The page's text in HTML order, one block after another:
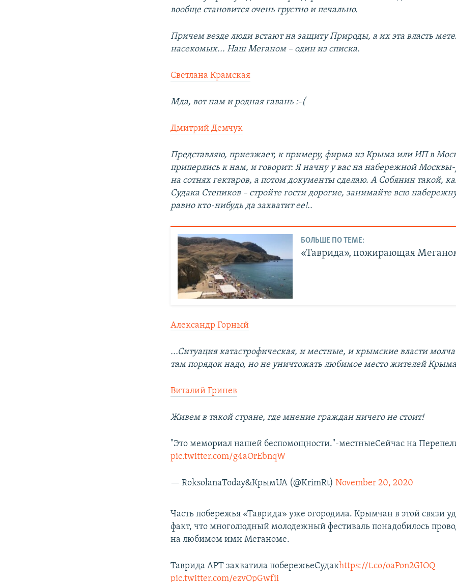
вообще становится очень грустно и печально.
Причем везде люди встают на защиту Природы, а их эта власть
насекомых... Наш Меганом – один из списка.
Светлана Крамская
Мда, вот нам и родная гавань :-(
Дмитрий Демчук
Представляю, приезжает, к примеру, фирма из Крыма или ИП в
приперлись к нам, и говорит: Я начну у вас на набережной
на сотнях гектаров, а потом документы сделаю. А Собянин такой,
Судака Степиков – стройте гости дорогие, занимайте всю
равно кто-нибудь да захватит ее!..
БОЛЬШЕ ПО ТЕМЕ:
«Таврида», пожирающая
Александр Горный
...Ситуация катастрофическая, и местные, и крымские власти
там порядок надо, но не уничтожать любимое место жителей
Виталий Гринев
Живем в такой стране, где мнение граждан ничего не стоит!
"Это мемориал нашей беспомощности."-местныеСейчас на
pic.twitter.com/g4aOrEbnqW
— RoksolanaToday&КрымUA (@KrimRt)November 20, 2020
Часть побережья «Таврида» уже огородила. Крымчан в этой связи
факт, что многолюдный молодежный фестиваль понадобилось
на любимом ими Меганоме.
Таврида АРТ захватила побережьеСудакhttps://t.co/oaPon2GIOQ
pic.twitter.com/ezvOpGwfii